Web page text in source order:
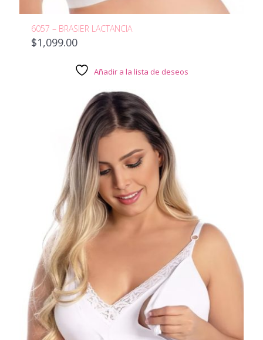
6057 – BRASIER LACTANCIA
$1,099.00
Añadir a la lista de deseos